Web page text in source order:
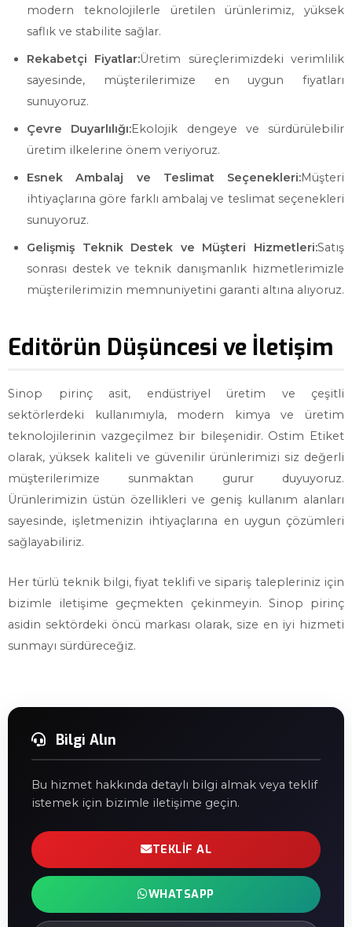
modern teknolojilerle üretilen ürünlerimiz, yüksek
saflık ve stabilite sağlar.
Rekabetçi Fiyatlar:Üretim süreçlerimizdeki verimlilik
sayesinde, müşterilerimize en uygun fiyatları
sunuyoruz.
Çevre Duyarlılığı:Ekolojik dengeye ve sürdürülebilir
üretim ilkelerine önem veriyoruz.
Esnek Ambalaj ve Teslimat Seçenekleri:Müşteri
ihtiyaçlarına göre farklı ambalaj ve teslimat seçenekleri
sunuyoruz.
Gelişmiş Teknik Destek ve Müşteri Hizmetleri:Satış
sonrası destek ve teknik danışmanlık hizmetlerimizle
müşterilerimizin memnuniyetini garanti altına alıyoruz.
Editörün Düşüncesi ve İletişim
Sinop pirinç asit, endüstriyel üretim ve çeşitli
sektörlerdeki kullanımıyla, modern kimya ve üretim
teknolojilerinin vazgeçilmez bir bileşenidir. Ostim Etiket
olarak, yüksek kaliteli ve güvenilir ürünlerimizi siz değerli
müşterilerimize sunmaktan gurur duyuyoruz.
Ürünlerimizin üstün özellikleri ve geniş kullanım alanları
sayesinde, işletmenizin ihtiyaçlarına en uygun çözümleri
sağlayabiliriz.
Her türlü teknik bilgi, fiyat teklifi ve sipariş talepleriniz için
bizimle iletişime geçmekten çekinmeyin. Sinop pirinç
asidin sektördeki öncü markası olarak, size en iyi hizmeti
sunmayı sürdüreceğiz.
Bilgi Alın
Bu hizmet hakkında detaylı bilgi almak veya teklif
istemek için bizimle iletişime geçin.
TEKLIF AL
WHATSAPP